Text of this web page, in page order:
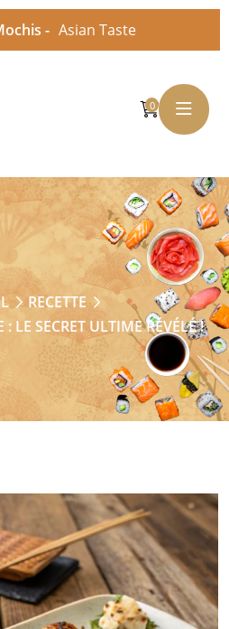
- Asian Taste
0
RECETTE
LE SECRET ULTIME RÉVÉLÉ !